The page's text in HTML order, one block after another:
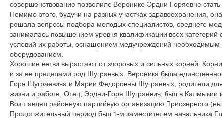
ñîâåðøåíñòâîâàíèå ïîçâîëèëî Âåðîíèêå Ýðäíè-Ãîðÿåâíå ñòàòü
Ïîìèìî ýòîãî, áóäó÷è íà ðàçíûõ ó÷àñòêàõ çäðàâîîõðàíåíèÿ,
ðåøàëà âîïðîñû ïîäáîðà ìîëîäûõ ñïåöèàëèñòîâ, ñðåäíåãî
çàíèìàëàñü ïîâûøåíèåì óðîâíÿ êâàëèôèêàöèè âñåõ
óñëîâèé èõ ðàáîòû, îñíàùåíèåì ìåäó÷ðåæäåíèé
îáîðóäîâàíèåì.
Õîðîøèå âåòâè âûðàñòàþò îò çäîðîâûõ è ñèëüíûõ êîðíåé. Êîðíè
è çà åå ïðåäåëàìè ðîä Øóãðàåâûõ. Âåðîíèêà áûëà
Ãîðÿ Øóãðàåâè÷à è Ìàðèè Ôåäîðîâíû Øóãðàåâûõ, ðîäèòåëè
æèçíè è ðàáîòå. Îòåö, Ýðäíè-Ãîðÿ Øóãðàåâè÷, áûë â Êàëìûêèè
Âîçãëàâëÿë ðàéîííóþ ïàðòèéíóþ îðãàíèçàöèþ Ïðèîçåðíîãî
Ïðîäîëæèòåëüíûé ïåðèîä áûë 1-ì çàìåñòèòåëåì íà÷àëüíèêà